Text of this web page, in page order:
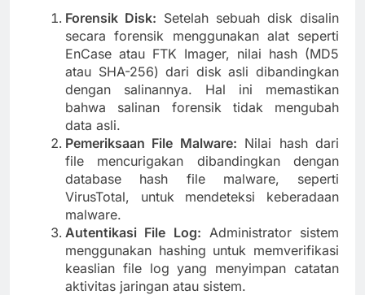
Forensik Disk: Setelah sebuah disk disalin
secara forensik menggunakan alat seperti
EnCase atau FTK Imager, nilai hash (MD5
atau SHA-256) dari disk asli dibandingkan
dengan salinannya. Hal ini memastikan
bahwa salinan forensik tidak mengubah
data asli.
Pemeriksaan File Malware: Nilai hash dari
file mencurigakan dibandingkan dengan
database hash file malware, seperti
VirusTotal, untuk mendeteksi keberadaan
malware.
Autentikasi File Log: Administrator sistem
menggunakan hashing untuk memverifikasi
keaslian file log yang menyimpan catatan
aktivitas jaringan atau sistem.